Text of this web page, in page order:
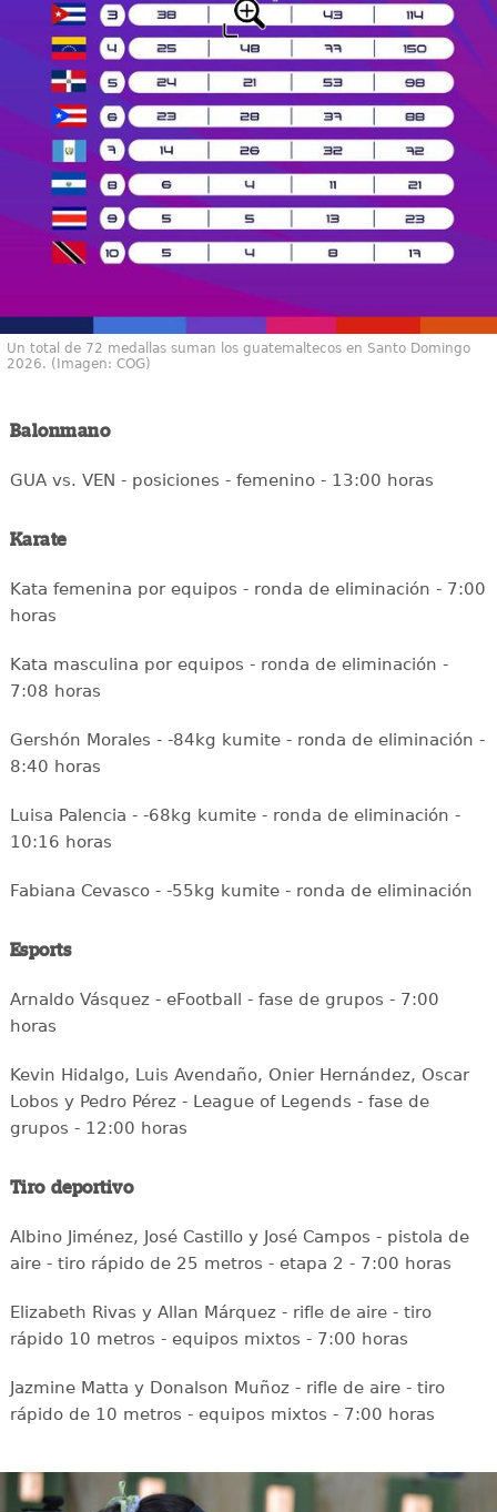
Un total de 72 medallas suman los guatemaltecos en Santo Domingo
2026. (Imagen: COG)
Balonmano
GUA vs. VEN - posiciones - femenino - 13:00 horas
Karate
Kata femenina por equipos - ronda de eliminación - 7:00
horas
Kata masculina por equipos - ronda de eliminación -
7:08 horas
Gershón Morales - -84kg kumite - ronda de eliminación -
8:40 horas
Luisa Palencia - -68kg kumite - ronda de eliminación -
10:16 horas
Fabiana Cevasco - -55kg kumite - ronda de eliminación
Esports
Arnaldo Vásquez - eFootball - fase de grupos - 7:00
horas
Kevin Hidalgo, Luis Avendaño, Onier Hernández, Oscar
Lobos y Pedro Pérez - League of Legends - fase de
grupos - 12:00 horas
Tiro deportivo
Albino Jiménez, José Castillo y José Campos - pistola de
aire - tiro rápido de 25 metros - etapa 2 - 7:00 horas
Elizabeth Rivas y Allan Márquez - rifle de aire - tiro
rápido 10 metros - equipos mixtos - 7:00 horas
Jazmine Matta y Donalson Muñoz - rifle de aire - tiro
rápido de 10 metros - equipos mixtos - 7:00 horas